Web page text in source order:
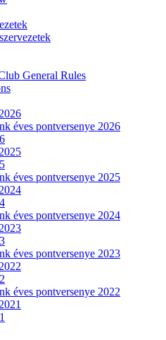
General Rules
éves pontversenye 2026
éves pontversenye 2025
éves pontversenye 2024
éves pontversenye 2023
éves pontversenye 2022